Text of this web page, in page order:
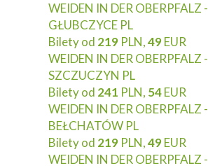
WEIDEN IN DER OBERPFALZ -
GŁUBCZYCE PL
Bilety od 219 PLN,49EUR
WEIDEN IN DER OBERPFALZ -
SZCZUCZYN PL
Bilety od 241 PLN, 54EUR
WEIDEN IN DER OBERPFALZ -
BEŁCHATÓW PL
Bilety od 219 PLN,49EUR
WEIDEN IN DER OBERPFALZ -